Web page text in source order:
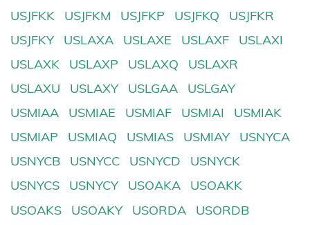
USJFKK
USJFKM USJFKP USJFKQ
USJFKR
USJFKY
USLAXA USLAXE USLAXF
USLAXI
USLAXK
USLAXP USLAXQ
USLAXR
USLAXU
USLAXY USLGAA
USLGAY
USMIAA
USMIAE USMIAF USMIAI
USMIAK
USMIAP
USMIAQ USMIAS USMIAY
USNYCA
USNYCB
USNYCC USNYCD
USNYCK
USNYCS
USNYCY USOAKA
USOAKK
USOAKS
USOAKY USORDA
USORDB